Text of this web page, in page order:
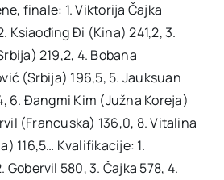
finale: 1. Viktorija Čajka
Ksiaođing Đi (Kina) 241,2, 3.
219,2, 4. Bobana
(Srbija) 196,5, 5. Jauksuan
6. Đangmi Kim (Južna Koreja)
(Francuska) 136,0, 8. Vitalina
116,5… Kvalifikacije: 1.
Gobervil 580, 3. Čajka 578, 4.